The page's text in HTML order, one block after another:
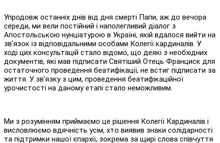
Упродовж останніх днів від дня смерті Папи, аж до вечора
середи, ми вели постійний і наполегливий діалог з
Апостольською нунціатурою в Україні, якій вдалося вийти на
зв’язок із відповідальними особами Колегії кардиналів. У
ході цих консультацій стало відомо, що деякі з необхідних
документів, які мав підписати Святіший Отець Франциск для
остаточного проведення беатифікації, не встиг підписати за
життя. У зв’язку з цим, проведення беатифікаційної
урочистості на даному етапі стало неможливим.
Ми з розумінням приймаємо це рішення Колегії Кардиналів і
висловлюємо вдячність усім, хто виявив знаки солідарності
та підтримки нашої єпархії, зокрема за щирі слова співчуття